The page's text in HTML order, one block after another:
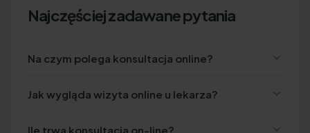
Najczęściej zadawane pytania
Na czym polega konsultacja online?
Jak wygląda wizyta online u lekarza?
Ile trwa konsultacja on-line?